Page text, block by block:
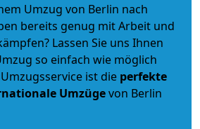
Umzug von Berlin nach
bereits genug mit Arbeit und
Lassen Sie uns Ihnen
so einfach wie möglich
ist die perfekte
Umzügevon Berlin